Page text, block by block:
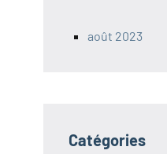
août 2023
Catégories